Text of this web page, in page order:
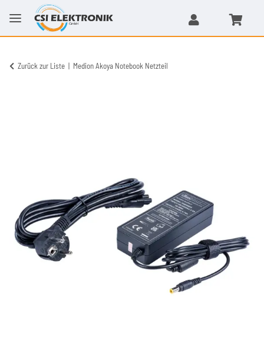
Zurück zur Liste Medion Akoya Notebook Netzteil